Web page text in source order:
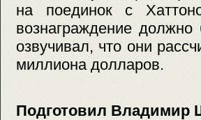
на поединок с
вознаграждение
озвучивал, что они
миллиона долларов.
Подготовил Владимир